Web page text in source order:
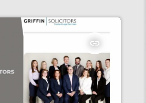
insert_link